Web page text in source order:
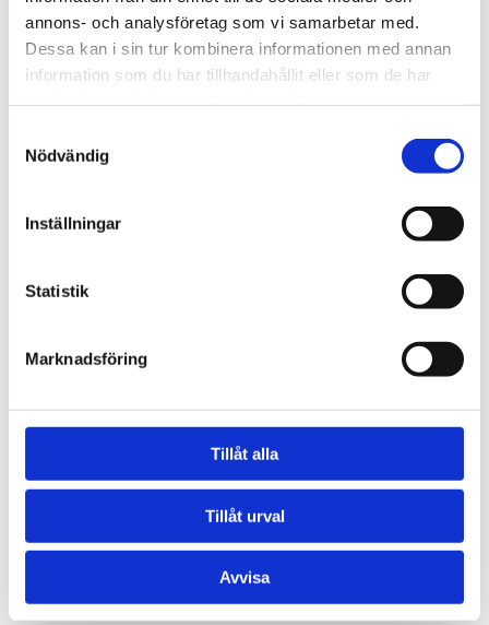
annons- och analysföretag som vi samarbetar med.
Dessa kan i sin tur kombinera informationen med annan
information som du har tillhandahållit eller som de har
Nödvändig
Inställningar
Statistik
Marknadsföring
Tillåt alla
Tillåt urval
Avvisa
Relaterat
Kalmar stadsbibliotek
Barnen fick bästa rummet i nya bibblan